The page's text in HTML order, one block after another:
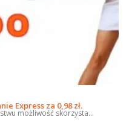
Express za 0,98 zł.
możliwość skorzysta...